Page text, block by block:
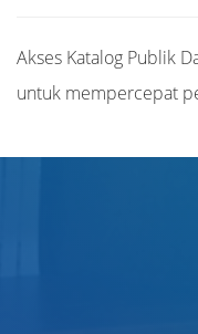
Akses Katalog Publik
untuk mempercepat